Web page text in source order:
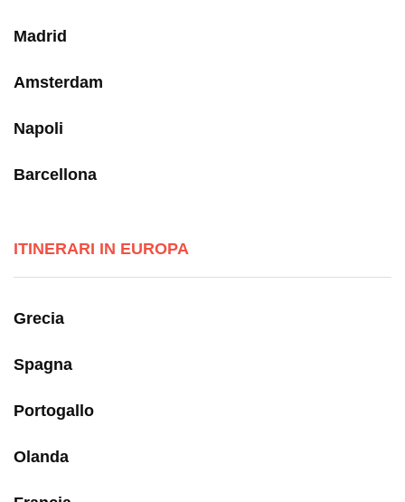
Madrid
Amsterdam
Napoli
Barcellona
ITINERARI IN EUROPA
Grecia
Spagna
Portogallo
Olanda